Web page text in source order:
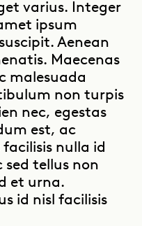
Youtube
varius. Integer
ipsum
Aenean
Maecenas
malesuada
non turpis
nec, egestas
est, ac
nulla id
tellus non
et urna.
id nisl facilisis